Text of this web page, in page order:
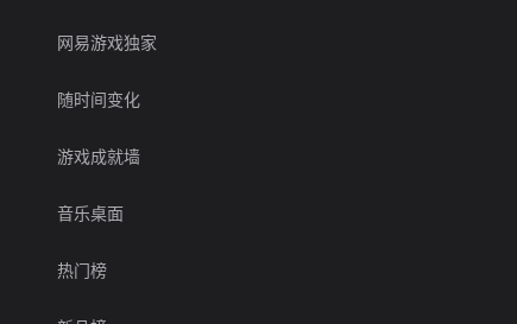
网易游戏独家
随时间变化
游戏成就墙
音乐桌面
热门榜